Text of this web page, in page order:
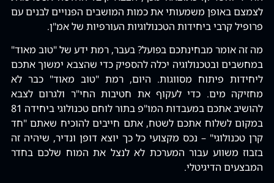
לצמצם באופן משמעותי את כמות המושבים הפנויים לבנים עם
פרופיל קרבי ביחידות הטכנולוגיות העורפיות של אמ"ן.
מה זה אומר מבחינתכם בפועל? בעבר, רמת ידע של "טוב מאוד"
במחשבים ובטכנולוגיה יכלה להספיק כדי שהצבא ימשוך אתכם
ליחידות פיתוח מסווגות. היום, רמת "טוב מאוד" כבר לא
מחזיקה מים. כדי לעקוף את חטיבות החי"ר ולגרום לצבא
להושיב אתכם במעבדות המו"פ בתור לוחם טכנולוגי ביחידה 81
במקום לשלוח אתכם לשטח, אתם חייבים להוכיח שאתם "חד
קרן טכנולוגי" – נכס מקצועי כל כך יוצא דופן ונדיר, שיהיה זה
בזבוז משווע עבור המערכת לא לנצל את המוח שלכם בחדר
המבצעים הדיגיטלי.